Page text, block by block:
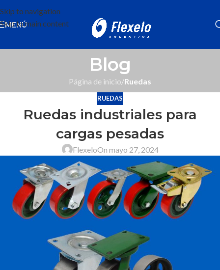
Skip to navigation
Skip to main content
MENÚ
Blog
Página de inicio/Ruedas
RUEDAS
Ruedas industriales para
cargas pesadas
FlexeloOn mayo 27, 2024